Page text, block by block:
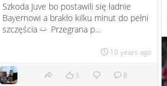
Szkoda Juve bo postawili się ładnie
Bayernowi a brakło kilku minut do pełni
szczęścia :) Przegrana p...
10 years ago
3 8